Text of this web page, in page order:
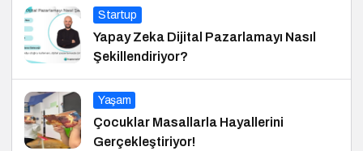
Startup
Yapay Zeka Dijital Pazarlamayı Nasıl
Şekillendiriyor?
Yaşam
Çocuklar Masallarla Hayallerini
Gerçekleştiriyor!